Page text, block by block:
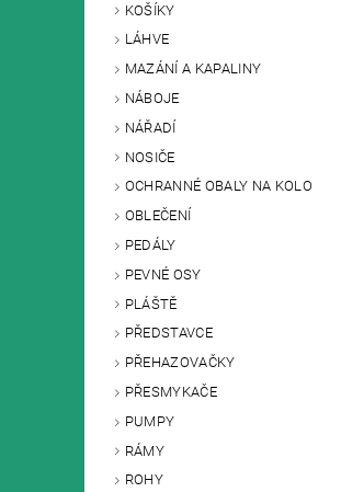
KOŠÍKY
LÁHVE
MAZÁNÍ A KAPALINY
NÁBOJE
NÁŘADÍ
NOSIČE
OCHRANNÉ OBALY NA KOLO
OBLEČENÍ
PEDÁLY
PEVNÉ OSY
PLÁŠTĚ
PŘEDSTAVCE
PŘEHAZOVAČKY
PŘESMYKAČE
PUMPY
RÁMY
ROHY